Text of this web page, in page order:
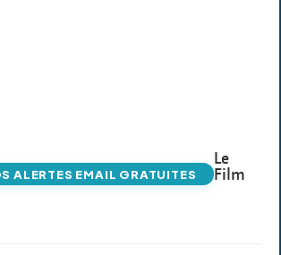
ALERTES EMAIL GRATUITES
Le
Film